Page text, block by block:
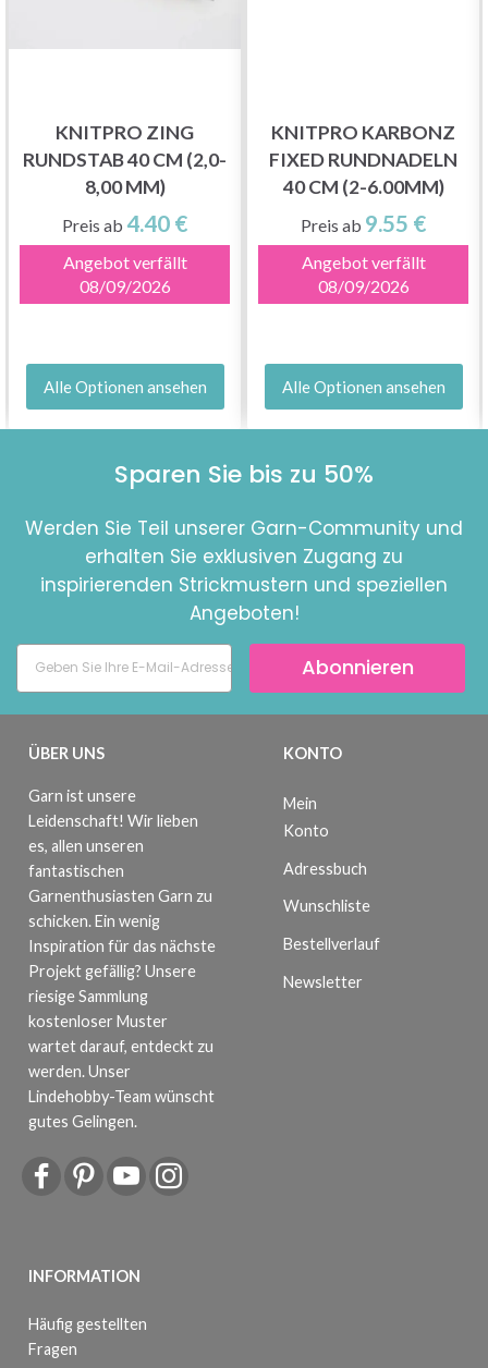
KNITPRO ZING
RUNDSTAB 40 CM (2,0-
8,00 MM)
Preis ab 4.40 €
Angebot verfällt
08/09/2026
Alle Optionen ansehen
KNITPRO KARBONZ
FIXED RUNDNADELN
40 CM (2-6.00MM)
Preis ab 9.55 €
Angebot verfällt
08/09/2026
Alle Optionen ansehen
Sparen Sie bis zu 50%
Werden Sie Teil unserer Garn-Community und
erhalten Sie exklusiven Zugang zu
inspirierenden Strickmustern und speziellen
Angeboten!
Abonnieren
ÜBER UNS
Garn ist unsere
Leidenschaft! Wir lieben
es, allen unseren
fantastischen
Garnenthusiasten Garn zu
schicken. Ein wenig
Inspiration für das nächste
Projekt gefällig? Unsere
riesige Sammlung
kostenloser Muster
wartet darauf, entdeckt zu
werden. Unser
Lindehobby-Team wünscht
gutes Gelingen.
INFORMATION
Häufig gestellten
Fragen
KONTO
Mein
Konto
Adressbuch
Wunschliste
Bestellverlauf
Newsletter